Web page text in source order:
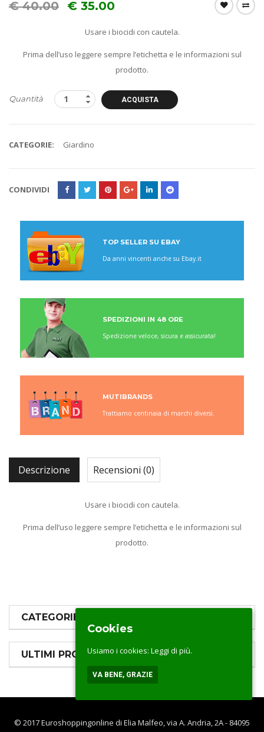
CATEGORIE PRODOTTI
ULTIMI PRODOTTI
€40.00 € 35.00
Usare i biocidi con cautela.
Prima dell’uso leggere sempre l’etichetta e le informazioni sul
prodotto.
Quantità ACQUISTA
CATEGORIE: Giardino
CONDIVIDI
TOP SELLER SU EBAY
Da anni vincenti anche su Ebay.it
SPEDIZIONI IN 48 ORE
Spedizione veloce, sicura e assicurata!
MUTIBRANDS
Trattiamo centinaia di marchi diversi.
Descrizione Recensioni (0)
Usare i biocidi con cautela.
Prima dell’uso leggere sempre l’etichetta e le informazioni sul
prodotto.
© 2017 Euroshoppingonline di Elia Malfeo, via A. Andria, 2A - 84095
Cookies
Usiamo i cookies: Leggi di più.
VA BENE, GRAZIE